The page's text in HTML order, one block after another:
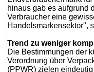
hinaus gab es aufgrund
Verbraucher eine
Handelsmarkensektor",
Trend zu weniger
Die Bestimmungen der
Verordnung über
(PPWR) zielen